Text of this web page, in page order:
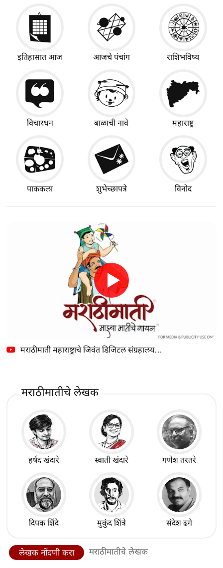
इतिहासात आज आजचे पंचांग राशिभविष्य
विचारधन बाळाची नावे महाराष्ट्र
पाककला शुभेच्छापत्रे विनोद
मराठीमाती महाराष्ट्राचे जिवंत डिजिटल संग्रहालय…
मराठीमातीचे लेखक
हर्षद खंदारे स्वाती खंदारे गणेश तरतरे
दिपक शिंदे मुकुंद शिंत्रे संदेश ढगे
लेखक नोंदणी करा मराठीमातीचे लेखक